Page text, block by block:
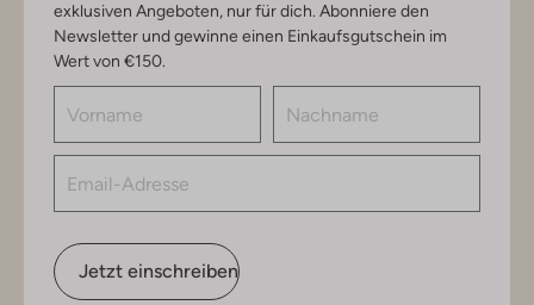
exklusiven Angeboten, nur für dich. Abonniere den
Newsletter und gewinne einen Einkaufsgutschein im
Wert von €150.
Jetzt einschreiben